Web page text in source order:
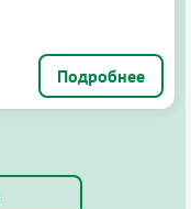
Подробнее